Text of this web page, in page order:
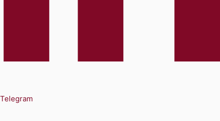
Telegram